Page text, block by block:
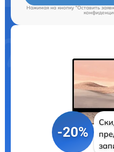
Нажимая на кнопку "Оставить
-20%